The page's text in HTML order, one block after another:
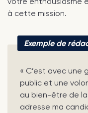
à cette mission.
Exemple de
« C’est avec une
public et une
au bien-être de
adresse ma